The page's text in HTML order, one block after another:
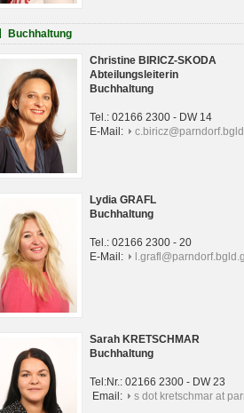
Buchhaltung
Christine BIRICZ-SKODA
Abteilungsleiterin
Buchhaltung
Tel.: 02166 2300 - DW 14
E-Mail:
Lydia GRAFL
Buchhaltung
Tel.: 02166 2300 - 20
E-Mail:
Sarah KRETSCHMAR
Buchhaltung
Tel:Nr.: 02166 2300 - DW 23
Email:
s dot kretschmar at